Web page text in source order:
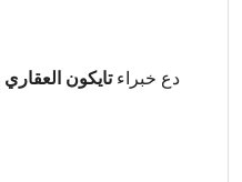
دع خبراءتايكون العقاري